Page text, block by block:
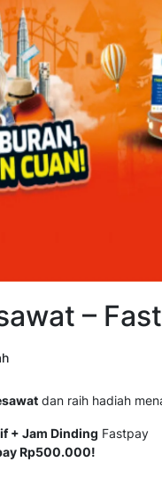
–
dan raih hadiah
+ Jam Dinding Fastpay
Rp500.000!